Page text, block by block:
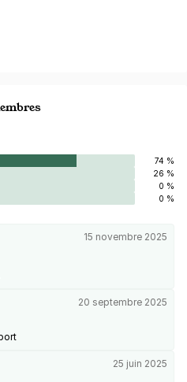
74 %
26 %
0 %
0 %
15 novembre 2025
20 septembre 2025
25 juin 2025